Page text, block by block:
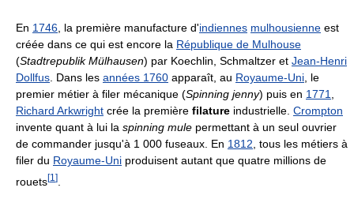
En 1746 , la première manufacture d'indiennes mulhousienne est
créée dans ce qui est encore la République de Mulhouse
(Stadtrepublik Mülhausen) par Koechlin, Schmaltzer et Jean-Henri
Dollfus . Dans les années 1760 apparaît, au Royaume-Uni , le
premier métier à filer mécanique (Spinning jenny) puis en 1771
Richard Arkwright crée la première filature industrielle. Crompton
invente quant à lui la spinning mule permettant à un seul ouvrier
de commander jusqu'à 1 000 fuseaux. En 1812 , tous les métiers à
filer du Royaume-Uni produisent autant que quatre millions de
rouets[1 ]